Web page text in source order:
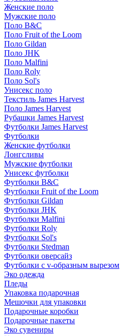
Женские поло
Мужские поло
Поло B&C
Поло Fruit of the Loom
Поло Gildan
Поло JHK
Поло Malfini
Поло Roly
Поло Sol's
Унисекс поло
Текстиль James Harvest
Поло James Harvest
Рубашки James Harvest
Футболки James Harvest
Футболки
Женские футболки
Лонгсливы
Мужские футболки
Унисекс футболки
Футболки B&C
Футболки Fruit of the Loom
Футболки Gildan
Футболки JHK
Футболки Malfini
Футболки Roly
Футболки Sol's
Футболки Stedman
Футболки оверсайз
Футболки с v-образным вырезом
Эко одежда
Пледы
Упаковка подарочная
Мешочки для упаковки
Подарочные коробки
Подарочные пакеты
Эко сувениры